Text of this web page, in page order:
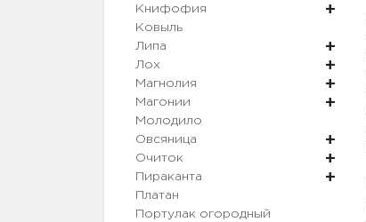
Книфофия
Ковыль
Липа
Лох
Магнолия
Магонии
Молодило
Овсяница
Очиток
Пираканта
Платан
Портулак огородный